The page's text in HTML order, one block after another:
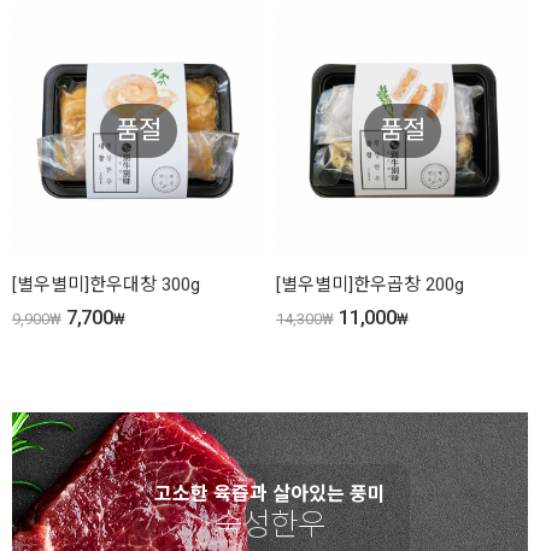
품절
[별우별미]한우대창 300g
9,900₩ 7,700₩
품절
[별우별미]한우곱창 200g
14,300₩ 11,000₩
고소한 육즙과 살아있는 풍미
숙성한우